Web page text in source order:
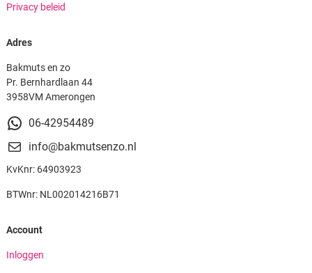
Privacy beleid
Adres
Bakmuts en zo
Pr. Bernhardlaan 44
3958VM Amerongen
06-42954489
info@bakmutsenzo.nl
KvKnr: 64903923
BTWnr: NL002014216B71
Account
Inloggen